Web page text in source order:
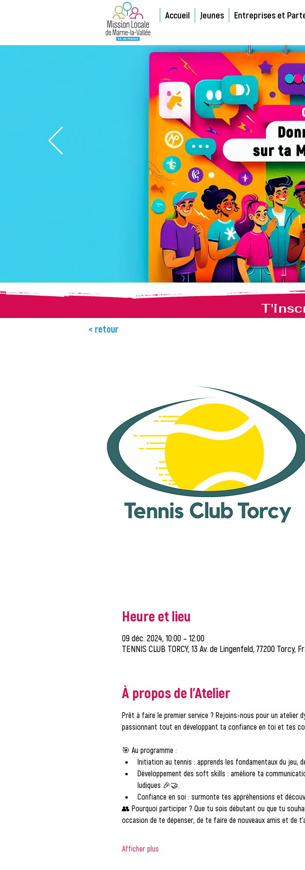
Accueil Jeunes Entreprises et
< retour
Heure et lieu
09 déc. 2024, 10:00 – 12:00
TENNIS CLUB TORCY, 13 Av. de Lingenfeld, 77200 Torcy,
À propos de l'Atelier
Prêt à faire le premier service ? Rejoins-nous pour un atelier
passionnant tout en développant ta confiance en toi et tes
🎯 Au programme :
Initiation au tennis : apprends les fondamentaux du jeu,
Développement des soft skills : améliore ta
ludiques 🎉🤝.
Confiance en soi : surmonte tes appréhensions et
👥 Pourquoi participer ? Que tu sois débutant ou que tu
occasion de te dépenser, de te faire de nouveaux amis et de
Afficher plus